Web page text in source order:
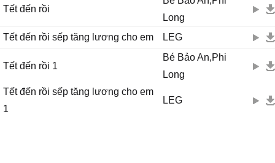
Tết đến rồi
Long
Tết đến rồi sếp tăng lương cho em
LEG
Tết đến rồi 1
Bé Bảo An,Phi
Long
Tết đến rồi sếp tăng lương cho em
1
LEG